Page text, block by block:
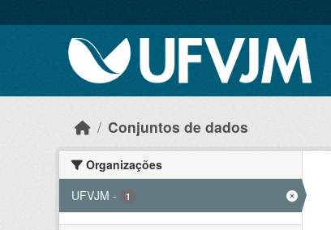
Conjuntos de dados
Organizações
UFVJM - 1